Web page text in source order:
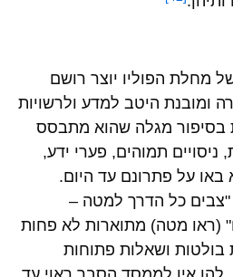
מחלת הפוליו יוצר רושם
ומובנת היטב למדע ולרשויות
בסיפור מגלה שהוא מתבסס
תמוהים, פערי ידע,
באו על פתרונם עד היום.
כל הדרך למטה –
(ראו מטה) מתוארות לא פחות
בולטות ושאלות פתוחות